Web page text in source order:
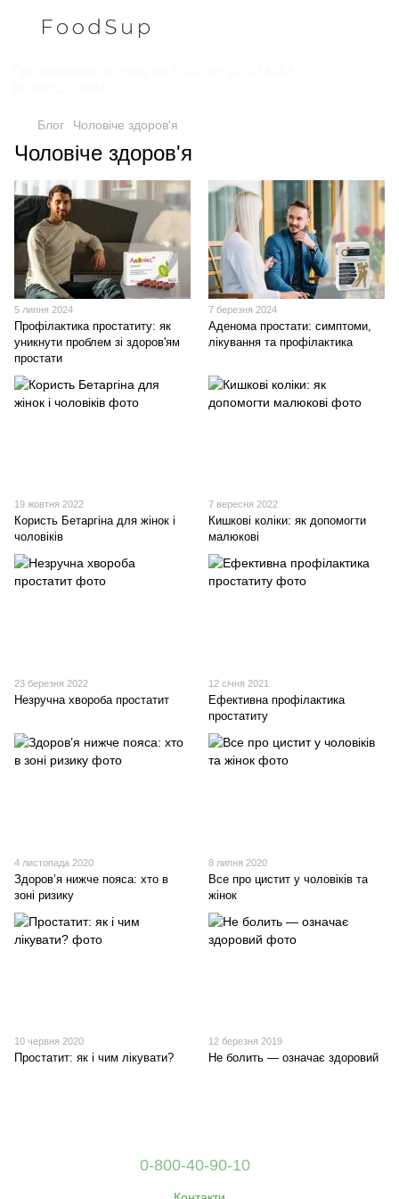
Блог Чоловіче здоров'я
Чоловіче здоров'я
5 липня 2024
Профілактика простатиту: як
уникнути проблем зі здоров'ям
простати
7 березня 2024
Аденома простати: симптоми,
лікування та профілактика
19 жовтня 2022
Користь Бетаргіна для жінок і
чоловіків
7 вересня 2022
Кишкові коліки: як допомогти
малюкові
23 березня 2022
Незручна хвороба простатит
12 січня 2021
Ефективна профілактика
простатиту
4 листопада 2020
Здоров’я нижче пояса: хто в
зоні ризику
8 липня 2020
Все про цистит у чоловіків та
жінок
10 червня 2020
Простатит: як і чим лікувати?
12 березня 2019
Не болить — означає здоровий
0-800-40-90-10